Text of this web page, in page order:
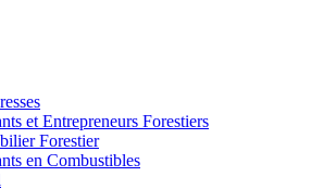
et Entrepreneurs Forestiers
Forestier
en Combustibles